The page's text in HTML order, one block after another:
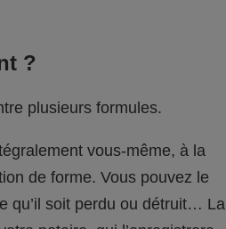
?
plusieurs formules.
vous-même, à la
de forme. Vous pouvez le
qu’il soit perdu ou détruit… La